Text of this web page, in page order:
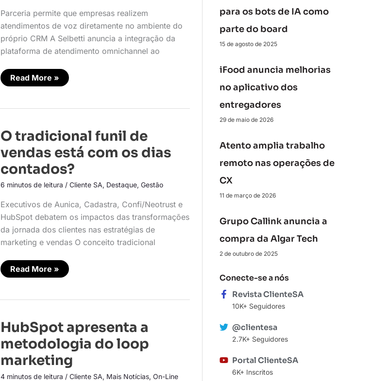
Parceria permite que empresas realizem
atendimentos de voz diretamente no ambiente do
próprio CRM A Selbetti anuncia a integração da
plataforma de atendimento omnichannel ao
Read More »
O tradicional funil de
vendas está com os dias
contados?
6 minutos de leitura / Cliente SA, Destaque, Gestão
Executivos de Aunica, Cadastra, Confi/Neotrust e
HubSpot debatem os impactos das transformações
da jornada dos clientes nas estratégias de
marketing e vendas O conceito tradicional
O
tradicional
de
vendas
está
os
contados?
Read More »
HubSpot apresenta a
metodologia do loop
marketing
4 minutos de leitura / Cliente SA, Mais Notícias, On-Line
HubSpot
apresenta
metodologia
loop
para os bots de IA como
parte do board
15 de agosto de 2025
iFood anuncia melhorias
no aplicativo dos
entregadores
29 de maio de 2026
Atento amplia trabalho
remoto nas operações de
CX
11 de março de 2026
Grupo Callink anuncia a
compra da Algar Tech
2 de outubro de 2025
Conecte-se a nós
Revista ClienteSA
10K+ Seguidores
@clientesa
2.7K+ Seguidores
Portal ClienteSA
6K+ Inscritos